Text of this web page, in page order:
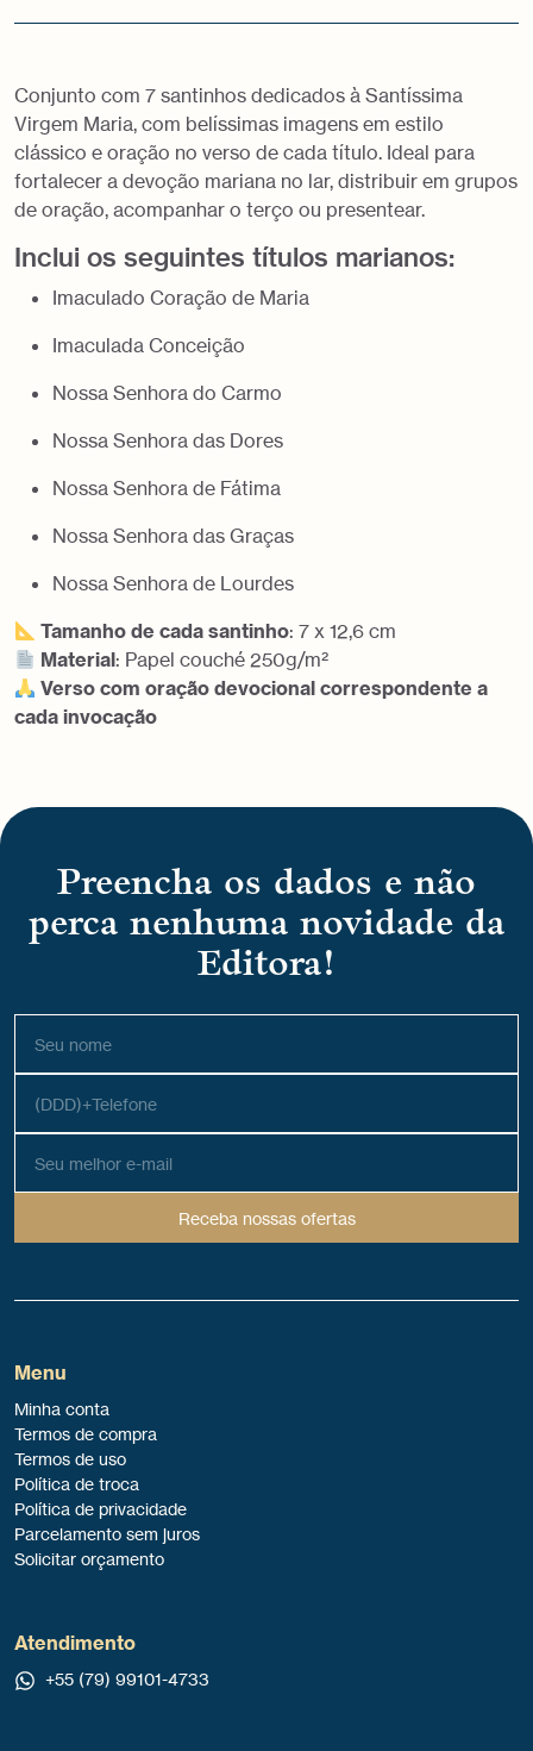
Conjunto com 7 santinhos dedicados à Santíssima
Virgem Maria, com belíssimas imagens em estilo
clássico e oração no verso de cada título. Ideal para
fortalecer a devoção mariana no lar, distribuir em grupos
de oração, acompanhar o terço ou presentear.
Inclui os seguintes títulos marianos:
Imaculado Coração de Maria
Imaculada Conceição
Nossa Senhora do Carmo
Nossa Senhora das Dores
Nossa Senhora de Fátima
Nossa Senhora das Graças
Nossa Senhora de Lourdes
Tamanho de cada santinho: 7 x 12,6 cm
Material: Papel couché 250g/m²
Verso com oração devocional correspondente a
cada invocação
Preencha os dados e não
perca nenhuma novidade da
Editora!
Receba nossas ofertas
Menu
Minha conta
Termos de compra
Termos de uso
Política de troca
Política de privacidade
Parcelamento sem juros
Solicitar orçamento
Atendimento
+55 (79) 99101-4733